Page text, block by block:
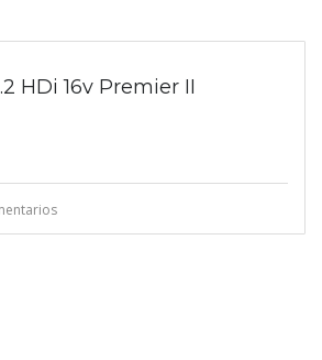
HDi 16v Premier II